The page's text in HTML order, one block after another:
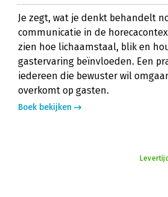
Je zegt, wat je denkt behandelt
communicatie in de
zien hoe lichaamstaal, blik en
gastervaring beïnvloeden. Een
iedereen die bewuster wil
overkomt op gasten.
Boek bekijken